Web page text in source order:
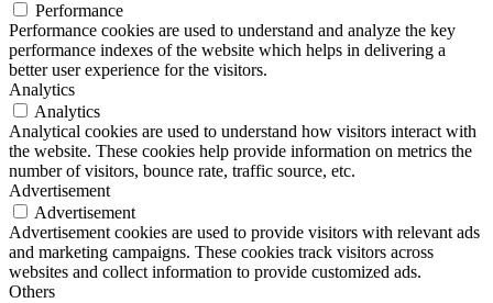
Performance
Performance cookies are used to understand and analyze the key
performance indexes of the website which helps in delivering a
better user experience for the visitors.
Analytics
Analytics
Analytical cookies are used to understand how visitors interact with
the website. These cookies help provide information on metrics the
number of visitors, bounce rate, traffic source, etc.
Advertisement
Advertisement
Advertisement cookies are used to provide visitors with relevant ads
and marketing campaigns. These cookies track visitors across
websites and collect information to provide customized ads.
Others